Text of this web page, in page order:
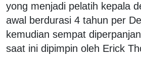
yong menjadi pelatih kepala
awal berdurasi 4 tahun per
kemudian sempat
saat ini dipimpin oleh Erick